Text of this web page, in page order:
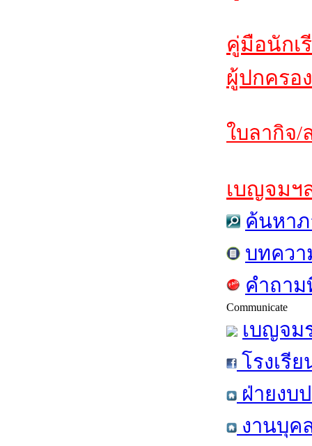
คู่มือนักเ
ผู้ปกครอ
ใบลากิจ/
เบญจมฯ
ค้นหาภ
บทควา
คำถา
Communicate
เบญจม
โรงเรี
ฝ่ายงบ
งานบุค